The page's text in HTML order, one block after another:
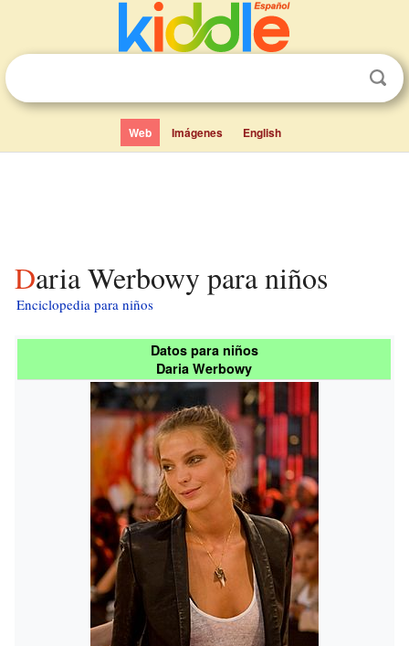
Web Imágenes English
Daria Werbowy para niños
Enciclopedia para niños
Datos para niños
Daria Werbowy